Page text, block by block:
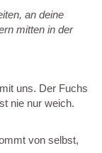
an deine
mitten in der
uns. Der Fuchs
nie nur weich.
von selbst,